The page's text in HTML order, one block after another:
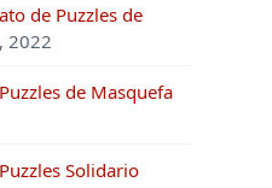
de Puzzles de
2022
de Masquefa
Solidario